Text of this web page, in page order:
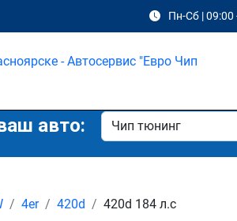
Пн-Сб | 09:00
авто:
4er 420d 420d 184 л.с